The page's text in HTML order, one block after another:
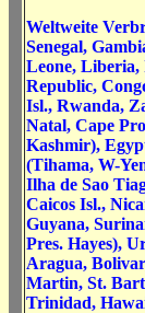
Weltweite
Senegal,
Leone, Liberia,
Republic,
Isl., Rwanda,
Natal, Cape
Kashmir),
(Tihama, W-
Ilha de Sao
Caicos Isl.,
Guyana,
Pres. Hayes),
Aragua,
Martin, St.
Trinidad,